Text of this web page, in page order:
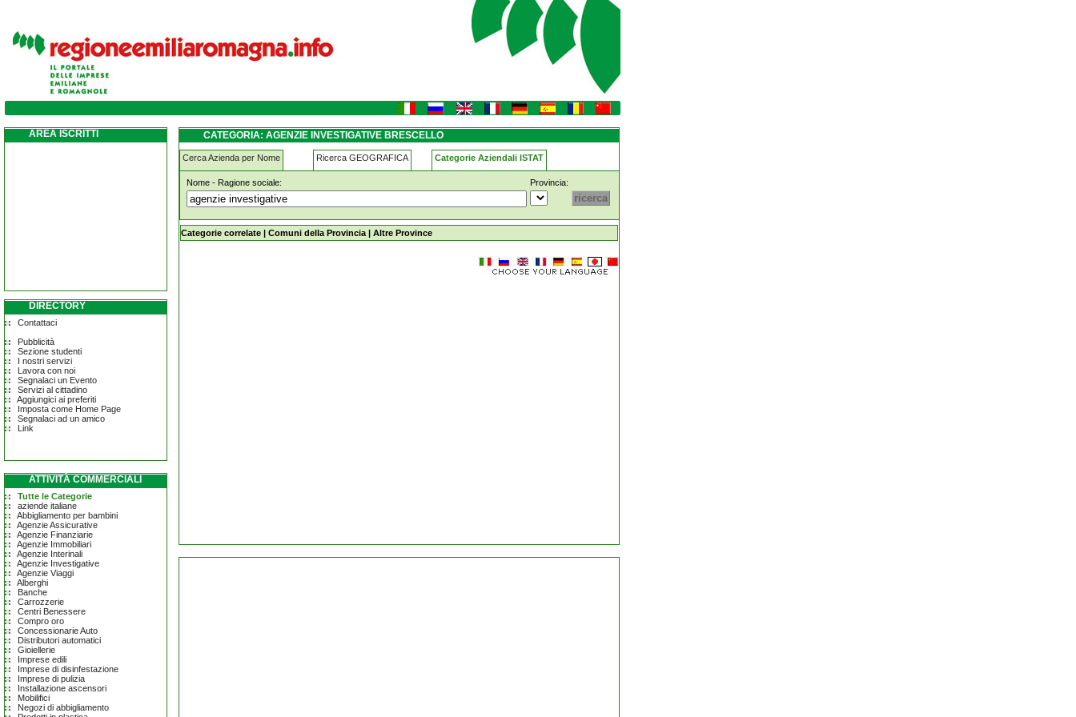
agenzie-investigative brescello
AREA ISCRITTI
DIRECTORY
Contattaci
Pubblicità
Sezione studenti
I nostri servizi
Lavora con noi
Segnalaci un Evento
Servizi al cittadino
Aggiungici ai preferiti
Imposta come Home Page
Segnalaci ad un amico
Link
ATTIVITÀ COMMERCIALI
Tutte le Categorie
aziende italiane
Abbigliamento per bambini
Agenzie Assicurative
Agenzie Finanziarie
Agenzie Immobiliari
Agenzie Interinali
Agenzie Investigative
Agenzie Viaggi
Alberghi
Banche
Carrozzerie
Centri Benessere
Compro oro
Concessionarie Auto
Distributori automatici
Gioiellerie
Imprese edili
Imprese di disinfestazione
Imprese di pulizia
Installazione ascensori
Mobilifici
Negozi di abbigliamento
CATEGORIA: AGENZIE INVESTIGATIVE BRESCELLO
Cerca Azienda per Nome Ricerca GEOGRAFICA Categorie Aziendali ISTAT
Nome - Ragione sociale: Provincia:
agenzie-investigative brescello
Categorie correlate | Comuni della Provincia | Altre Province